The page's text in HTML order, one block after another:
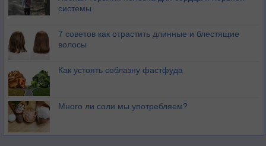
системы
7 советов как отрастить длинные и блестящие
волосы
Как устоять соблазну фастфуда
Много ли соли мы употребляем?